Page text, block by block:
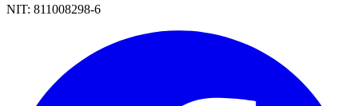
NIT: 811008298-6